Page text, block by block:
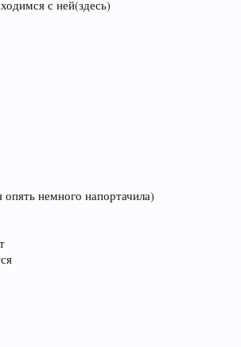
с ней(здесь)
опять немного напортачила)